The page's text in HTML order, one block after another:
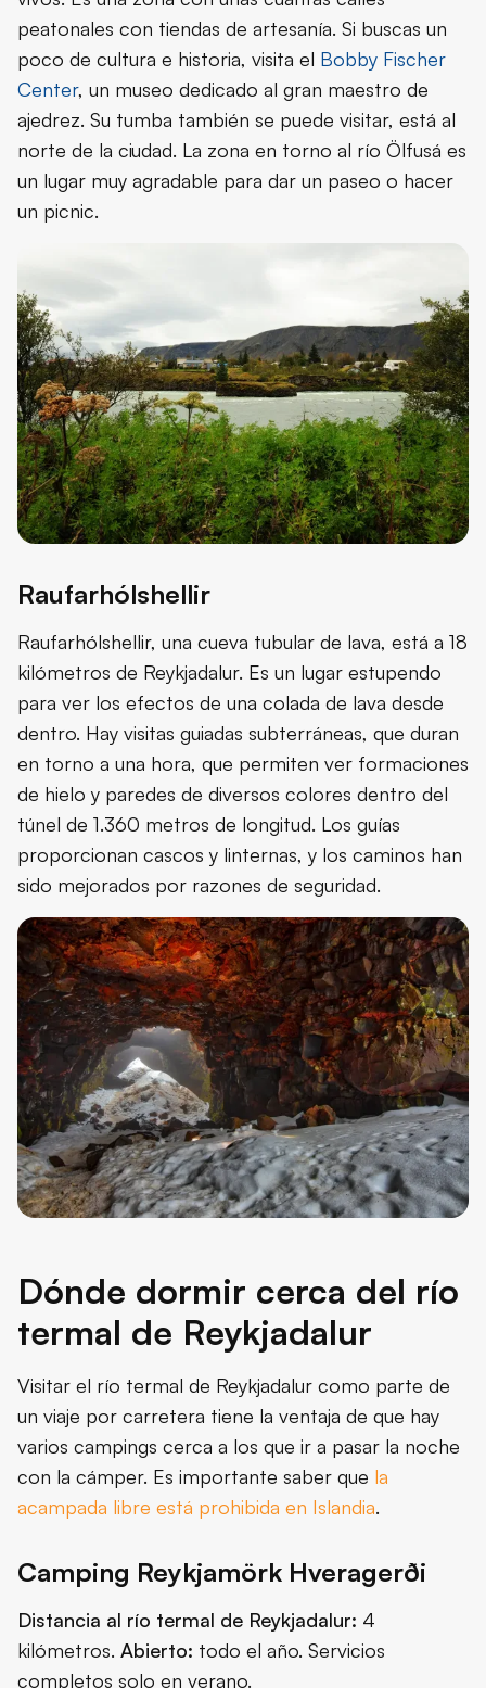
peatonales con tiendas de artesanía. Si buscas un
poco de cultura e historia, visita el Bobby Fischer
Center, un museo dedicado al gran maestro de
ajedrez. Su tumba también se puede visitar, está al
norte de la ciudad. La zona en torno al río Ölfusá es
un lugar muy agradable para dar un paseo o hacer
un picnic.
Raufarhólshellir
Raufarhólshellir, una cueva tubular de lava, está a 18
kilómetros de Reykjadalur. Es un lugar estupendo
para ver los efectos de una colada de lava desde
dentro. Hay visitas guiadas subterráneas, que duran
en torno a una hora, que permiten ver formaciones
de hielo y paredes de diversos colores dentro del
túnel de 1.360 metros de longitud. Los guías
proporcionan cascos y linternas, y los caminos han
sido mejorados por razones de seguridad.
Dónde dormir cerca del río
termal de Reykjadalur
Visitar el río termal de Reykjadalur como parte de
un viaje por carretera tiene la ventaja de que hay
varios campings cerca a los que ir a pasar la noche
con la cámper. Es importante saber que la
acampada libre está prohibida en Islandia.
Camping Reykjamörk Hveragerði
Distancia al río termal de Reykjadalur: 4
kilómetros. Abierto: todo el año. Servicios
completos solo en verano.